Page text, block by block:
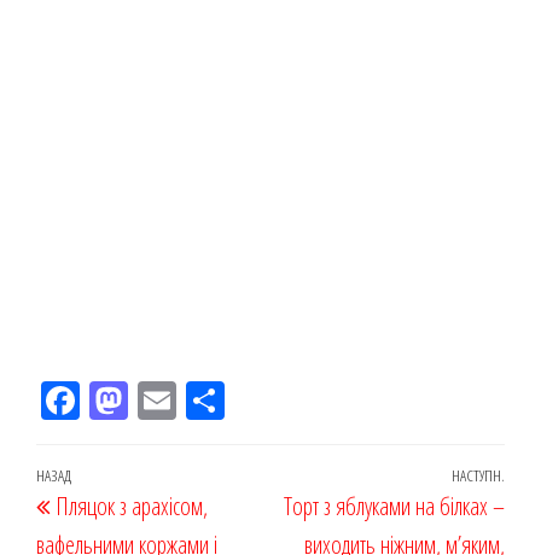
Fac
k
M
on
Em
Навігація
записів
Попередній
запис
НАЗАД
Пляцок з арахісом,
вафельними коржами і
НАСТУПН.
Торт з яблуками на білках –
виходить ніжним, м’яким,